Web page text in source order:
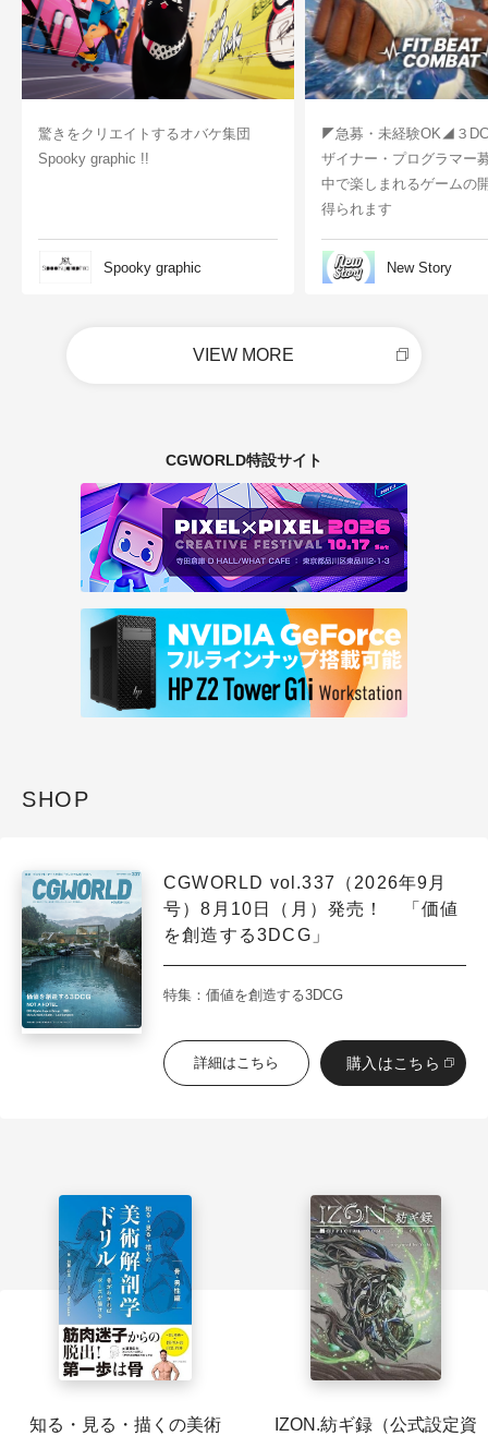
驚きをクリエイトするオバケ集団
Spooky graphic !!
Spooky graphic
◤急募・未経験OK◢３
ザイナー・プログラマー
中で楽しまれるゲームの
得られます
New Story
VIEW MORE
CGWORLD特設サイト
SHOP
CGWORLD vol.337（2026年9月
号）8月10日（月）発売！ 「価値
を創造する3DCG」
特集：価値を創造する3DCG
詳細はこちら 購入はこちら
知る・見る・描くの美術
IZON.紡ギ録（公式設定資